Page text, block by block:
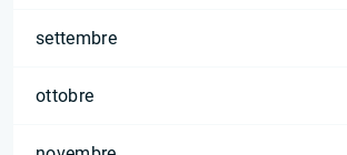
settembre
ottobre